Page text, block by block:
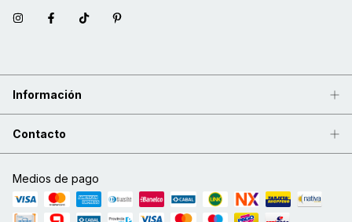
Información
Contacto
Medios de pago